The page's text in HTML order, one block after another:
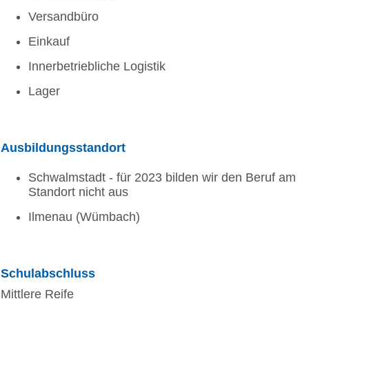
Versandbüro
Einkauf
Innerbetriebliche Logistik
Lager
Ausbildungsstandort
Schwalmstadt - für 2023 bilden wir den Beruf am
Standort nicht aus
Ilmenau (Wümbach)
Schulabschluss
Mittlere Reife